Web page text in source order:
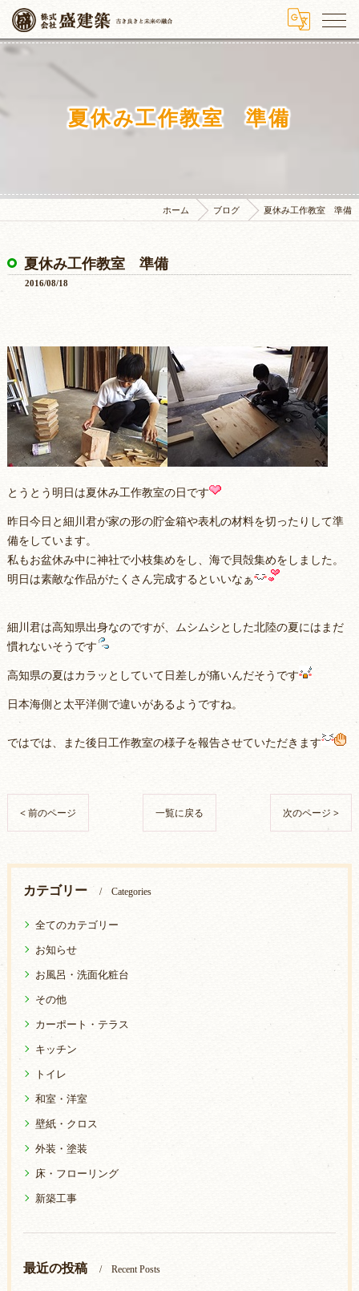
夏休み工作教室 準備
ホーム ブログ 夏休み工作教室 準備
夏休み工作教室 準備
2016/08/18
とうとう明日は夏休み工作教室の日です
昨日今日と細川君が家の形の貯金箱や表札の材料を切ったりして準
備をしています。
私もお盆休み中に神社で小枝集めをし、海で貝殻集めをしました。
明日は素敵な作品がたくさん完成するといいなぁ
細川君は高知県出身なのですが、ムシムシとした北陸の夏にはまだ
慣れないそうです
高知県の夏はカラッとしていて日差しが痛いんだそうです
日本海側と太平洋側で違いがあるようですね。
ではでは、また後日工作教室の様子を報告させていただきます
< 前のページ 一覧に戻る 次のページ >
カテゴリー Categories
全てのカテゴリー
お知らせ
お風呂・洗面化粧台
その他
カーポート・テラス
キッチン
トイレ
和室・洋室
壁紙・クロス
外装・塗装
床・フローリング
新築工事
最近の投稿 Recent Posts